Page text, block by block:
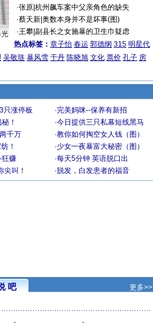
·张原| 杭州飙车案中父亲角色的缺失
·蔡天新| 奥数本身并不是坏事(图)
·王攀| 副县长之女施暴的卫生巾疑虑
热点标签： 章子怡 春运 郭德纲 315 明星代
吴敬琏 暴风雪 于丹 陈晓旭 文化 票价 孔子 房
只涨停板 ·完美妈咪--保养有新招
！ ·今日提供三只私幕短线黑马
千万 ·教你如何掏空女人钱（图）
！ ·少女一夜暴富大秘密（图）
狂赚 ·每天5分钟 英语脱口出
尖叫！ · 脱发，白发患者的福音
吧 更多>>